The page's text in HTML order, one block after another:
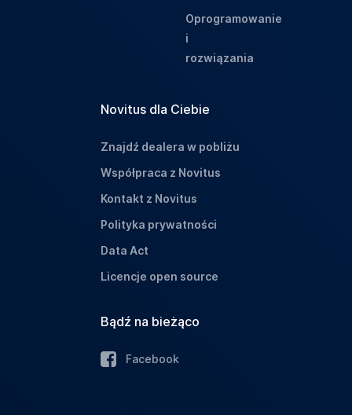
Oprogramowanie
i
rozwiązania
Novitus dla Ciebie
Znajdź dealera w pobliżu
Współpraca z Novitus
Kontakt z Novitus
Polityka prywatności
Data Act
Licencje open source
Bądź na bieżąco
Facebook